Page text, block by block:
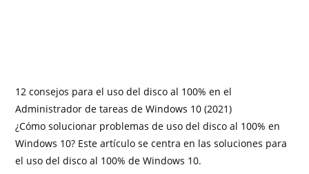
12 consejos para el uso del disco al 100% en el
Administrador de tareas de Windows 10 (2021)
¿Cómo solucionar problemas de uso del disco al 100% en
Windows 10? Este artículo se centra en las soluciones para
el uso del disco al 100% de Windows 10.